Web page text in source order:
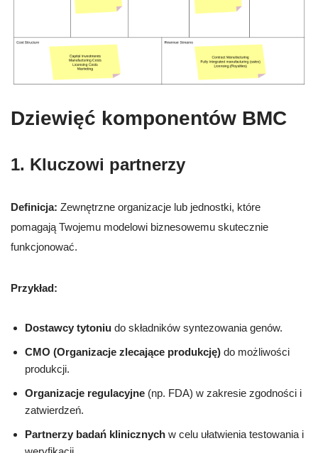
Dziewięć komponentów BMC
1. Kluczowi partnerzy
Definicja: Zewnętrzne organizacje lub jednostki, które
pomagają Twojemu modelowi biznesowemu skutecznie
funkcjonować.
Przykład:
Dostawcy tytoniu do składników syntezowania genów.
CMO (Organizacje zlecające produkcję) do możliwości
produkcji.
Organizacje regulacyjne (np. FDA) w zakresie zgodności i
zatwierdzeń.
Partnerzy badań klinicznych w celu ułatwienia testowania i